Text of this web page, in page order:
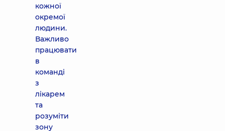
кожної
окремої
людини.
Важливо
працювати
в
команді
з
лікарем
та
розуміти
зону